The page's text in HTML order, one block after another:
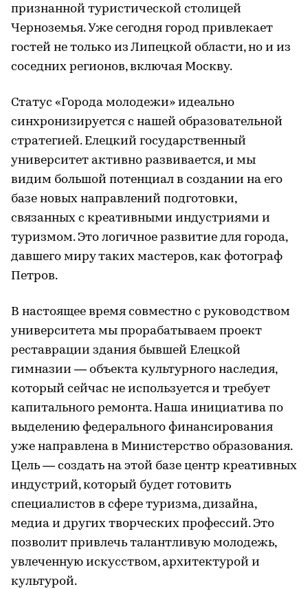
признанной туристической столицей
Черноземья. Уже сегодня город привлекает
гостей не только из Липецкой области, но и из
соседних регионов, включая Москву.
Статус «Города молодежи» идеально
синхронизируется с нашей образовательной
стратегией. Елецкий государственный
университет активно развивается, и мы
видим большой потенциал в создании на его
базе новых направлений подготовки,
связанных с креативными индустриями и
туризмом. Это логичное развитие для города,
давшего миру таких мастеров, как фотограф
Петров.
В настоящее время совместно с руководством
университета мы прорабатываем проект
реставрации здания бывшей Елецкой
гимназии — объекта культурного наследия,
который сейчас не используется и требует
капитального ремонта. Наша инициатива по
выделению федерального финансирования
уже направлена в Министерство образования.
Цель — создать на этой базе центр креативных
индустрий, который будет готовить
специалистов в сфере туризма, дизайна,
медиа и других творческих профессий. Это
позволит привлечь талантливую молодежь,
увлеченную искусством, архитектурой и
культурой.